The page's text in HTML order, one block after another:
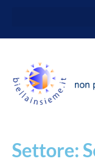
Settore: